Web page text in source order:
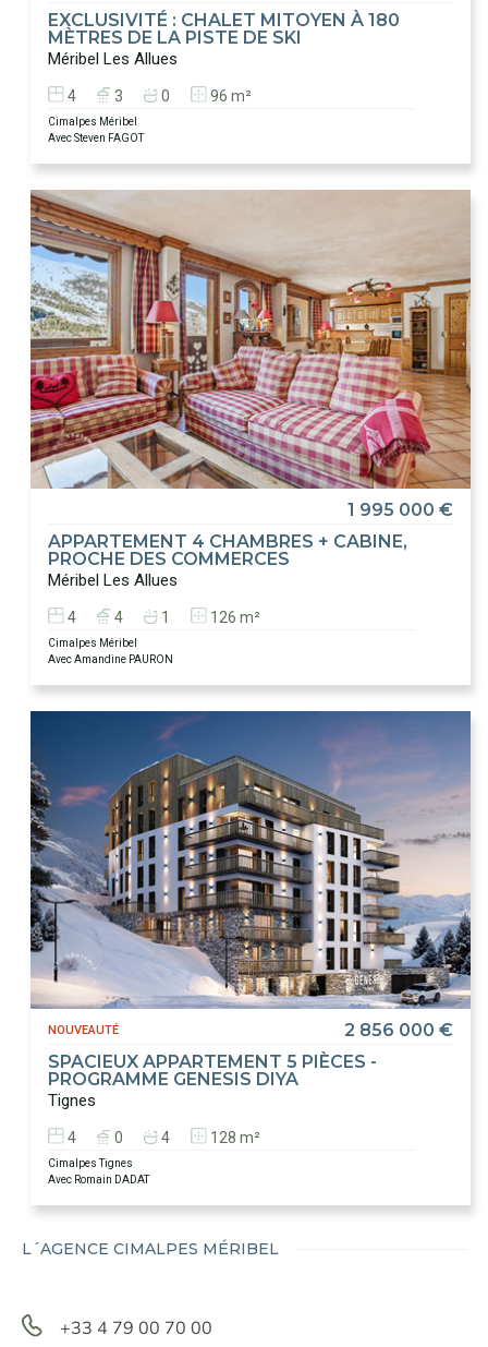
EXCLUSIVITÉ : CHALET MITOYEN À 180
MÈTRES DE LA PISTE DE SKI
Méribel Les Allues
4 3 0 96 m²
Cimalpes Méribel
Avec Steven FAGOT
1 995 000 €
APPARTEMENT 4 CHAMBRES + CABINE,
PROCHE DES COMMERCES
Méribel Les Allues
4 4 1 126 m²
Cimalpes Méribel
Avec Amandine PAURON
NOUVEAUTÉ
2 856 000 €
SPACIEUX APPARTEMENT 5 PIÈCES -
PROGRAMME GENESIS DIYA
Tignes
4 0 4 128 m²
Cimalpes Tignes
Avec Romain DADAT
L´AGENCE CIMALPES MÉRIBEL
+33 4 79 00 70 00